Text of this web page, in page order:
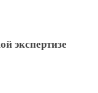
экспертизе